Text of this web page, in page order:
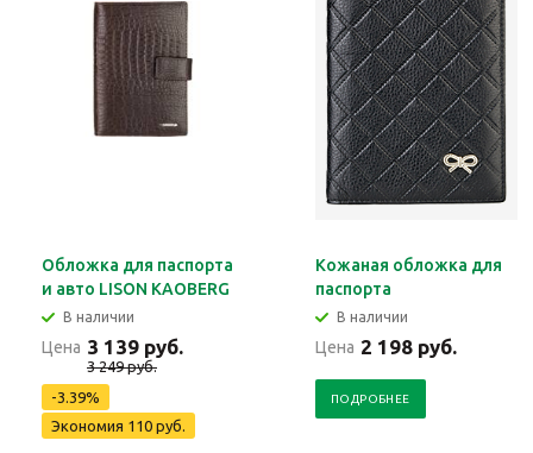
Обложка для паспорта
и авто LISON KAOBERG
В наличии
Цена 3 139 руб.
3 249 руб.
-3.39%
Экономия 110 руб.
Кожаная обложка для
паспорта
В наличии
Цена 2 198 руб.
ПОДРОБНЕЕ